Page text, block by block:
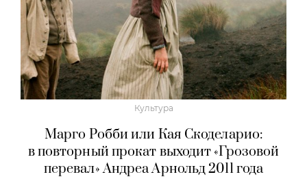
Культура
Марго Робби или Кая Скоделарио:
в повторный прокат выходит «Грозовой
перевал» Андреа Арнольд 2011 года